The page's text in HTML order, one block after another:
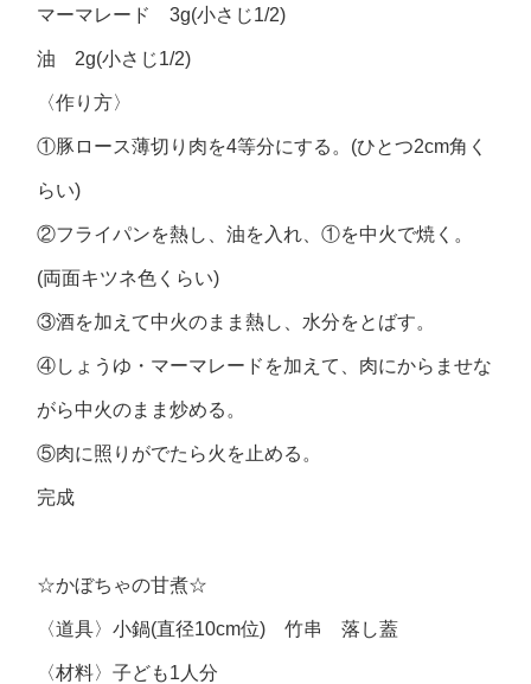
マーマレード 3g(小さじ1/2)
油 2g(小さじ1/2)
〈作り方〉
①豚ロース薄切り肉を4等分にする。(ひとつ2cm角く
らい)
②フライパンを熱し、油を入れ、①を中火で焼く。
(両面キツネ色くらい)
③酒を加えて中火のまま熱し、水分をとばす。
④しょうゆ・マーマレードを加えて、肉にからませな
がら中火のまま炒める。
⑤肉に照りがでたら火を止める。
完成
☆かぼちゃの甘煮☆
〈道具〉小鍋(直径10cm位) 竹串 落し蓋
〈材料〉子ども1人分